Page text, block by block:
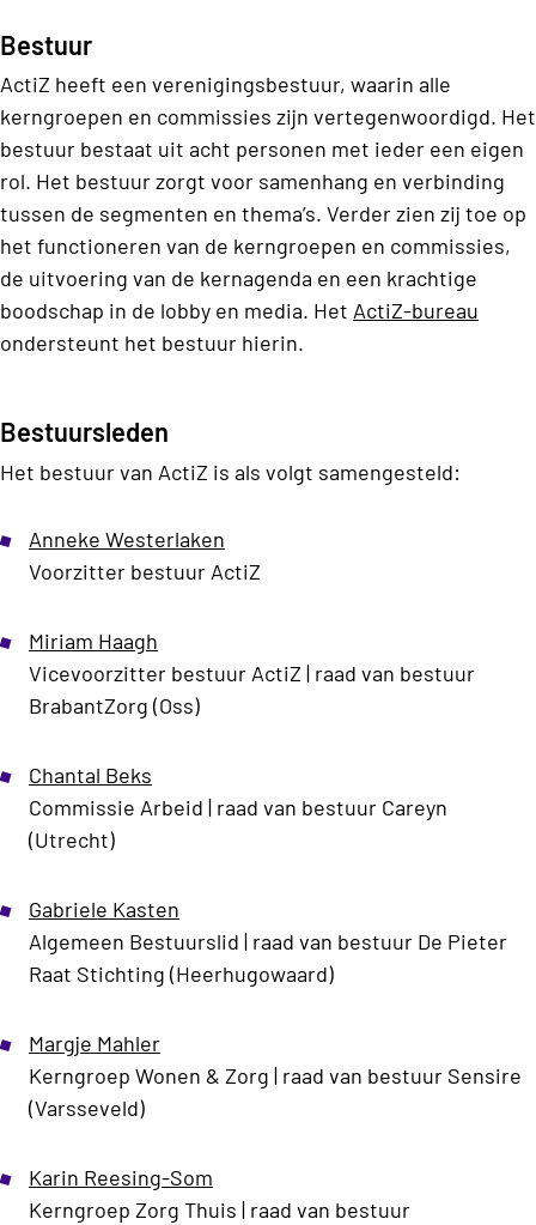
Bestuur
ActiZ heeft een verenigingsbestuur, waarin alle
kerngroepen en commissies zijn vertegenwoordigd. Het
bestuur bestaat uit acht personen met ieder een eigen
rol. Het bestuur zorgt voor samenhang en verbinding
tussen de segmenten en thema’s. Verder zien zij toe op
het functioneren van de kerngroepen en commissies,
de uitvoering van de kernagenda en een krachtige
boodschap in de lobby en media. Het ActiZ-bureau
ondersteunt het bestuur hierin.
Bestuursleden
Het bestuur van ActiZ is als volgt samengesteld:
Anneke Westerlaken
Voorzitter bestuur ActiZ
Miriam Haagh
Vicevoorzitter bestuur ActiZ | raad van bestuur
BrabantZorg (Oss)
Chantal Beks
Commissie Arbeid | raad van bestuur Careyn
(Utrecht)
Gabriele Kasten
Algemeen Bestuurslid | raad van bestuur De Pieter
Raat Stichting (Heerhugowaard)
Margje Mahler
Kerngroep Wonen & Zorg | raad van bestuur Sensire
(Varsseveld)
Karin Reesing-Som
Kerngroep Zorg Thuis | raad van bestuur